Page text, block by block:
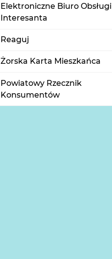
Elektroniczne Biuro Obsługi
Interesanta
Reaguj
Żorska Karta Mieszkańca
Powiatowy Rzecznik
Konsumentów